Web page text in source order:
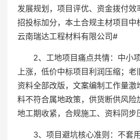
发展规划，项目评优、资金拨付效
招投标加分，本土合规主材项目
云南瑞达工程材料有限公司#
2、工地项目痛点共情：中小
上涨，低价中标项目利润压缩；老
资料全部改版，文案编制工作量激
料不符合属地政策，供货断供风险
地工期收紧，合规施工、资料同步
3、项目避坑核心准则：不套